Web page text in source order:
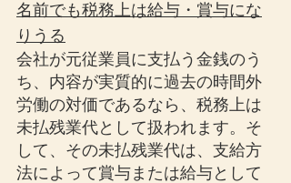
名前でも税務上は給与・賞与にな
りうる
会社が元従業員に支払う金銭のう
ち、内容が実質的に過去の時間外
労働の対価であるなら、税務上は
未払残業代として扱われます。そ
して、その未払残業代は、支給方
法によって賞与または給与として